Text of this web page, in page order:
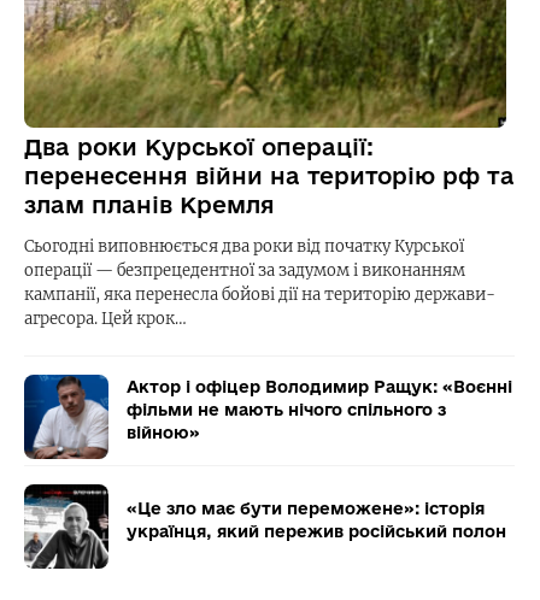
Два роки Курської операції:
перенесення війни на територію рф та
злам планів Кремля
Сьогодні виповнюється два роки від початку Курської
операції — безпрецедентної за задумом і виконанням
кампанії, яка перенесла бойові дії на територію держави-
агресора. Цей крок…
Актор і офіцер Володимир Ращук: «Воєнні
фільми не мають нічого спільного з
війною»
«Це зло має бути переможене»: історія
українця, який пережив російський полон